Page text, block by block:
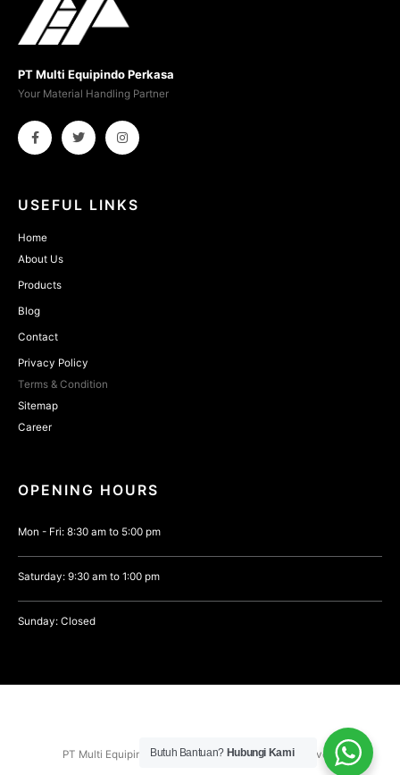
PT Multi Equipindo Perkasa
Your Material Handling Partner
USEFUL LINKS
Home
About Us
Products
Blog
Contact
Privacy Policy
Terms & Condition
Sitemap
Career
OPENING HOURS
Mon - Fri: 8:30 am to 5:00 pm
Saturday: 9:30 am to 1:00 pm
Sunday: Closed
PT Multi Equipindo Perkasa © 2021. All Rights Reserved.
Butuh Bantuan? Hubungi Kami